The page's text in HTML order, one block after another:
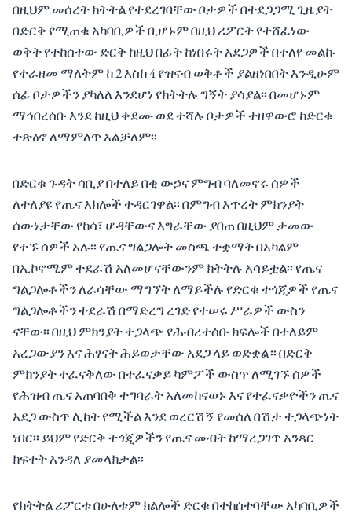
በዚህም መሰረት ክትትል የተደረገባቸው ቦታዎች በተደጋጋሚ ጊዜያት
በድርቅ የሚጠቁ አካባቢዎች ቢሆኑም በዚህ ሪፖርት የተሸፈነው
ወቅት የተከሰተው ድርቅ ከዚህ በፊት ከነበሩት አደጋዎች በተለየ መልኩ
የተራዘመ ማለትም ከ 2 እስከ 4 የዝናብ ወቅቶች ያልዘነበበት እንዲሁም
ሰፊ ቦታዎችን ያካለለ እንደሆነ የክትትሉ ግኝት ያሳያል፡፡ በመሆኑም
ማኅበረሰቡ እንደ ከዚህ ቀደሙ ወደ ተሻሉ ቦታዎች ተዘዋውሮ ከድርቁ
ተጽዕኖ ለማምለጥ አልቻለም፡፡
በድርቁ ጉዳት ሳቢያ በተለይ በቂ ውኃና ምግብ ባለመኖሩ ሰዎች
ለተለያዩ የጤና እክሎች ተዳርገዋል፡፡ በምግብ እጥረት ምክንያት
ሰውነታቸው የከሳ፣ ሆዳቸውና እግራቸው ያበጠ በዚህም ታመው
የተኙ ሰዎች አሉ፡፡ የጤና ግልጋሎት መስጫ ተቋማት በአካልም
በኢኮኖሚም ተደራሽ አለመሆናቸውንም ክትትሉ አሳይቷል፡፡ የጤና
ግልጋሎቶችን ለራሳቸው ማግኘት ለማይችሉ የድርቁ ተጎጂዎች የጤና
ግልጋሎቶችን ተደራሽ በማድረግ ረገድ የተሠሩ ሥራዎች ውስን
ናቸው፡፡ በዚህ ምክንያት ተጋላጭ የሕብረተሰቡ ክፍሎች በተለይም
አረጋውያን እና ሕፃናት ሕይወታቸው አደጋ ላይ ወድቋል። በድርቅ
ምክንያት ተፈናቅለው በተፈናቃይ ካምፖች ውስጥ ለሚገኙ ሰዎች
የሕዝብ ጤና አጠባበቅ ተግባራት አለመከናወኑ እና የተፈናቃዮችን ጤና
አደጋ ውስጥ ሊከት የሚችል እንደ ወረርሽኝ የመሰለ በሽታ ተጋላጭነት
ነበር፡፡ ይህም የድርቅ ተጎጂዎችን የጤና መብት ከማረጋገጥ አንጻር
ክፍተት እንዳለ ያመላክታል፡፡
የክትትል ሪፖርቱ በሁለቱም ክልሎች ድርቁ በተከሰተባቸው አካባቢዎች